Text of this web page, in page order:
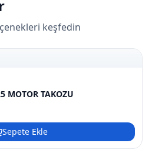
keşfedin
MOTOR TAKOZU
Sepete Ekle